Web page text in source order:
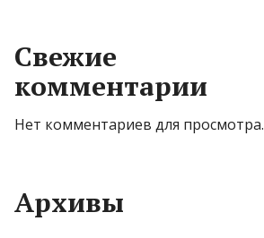
Свежие
комментарии
Нет комментариев для просмотра.
Архивы